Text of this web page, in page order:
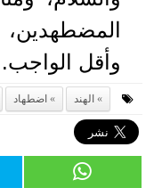
وأقل الواجب.
الهند اضطهاد